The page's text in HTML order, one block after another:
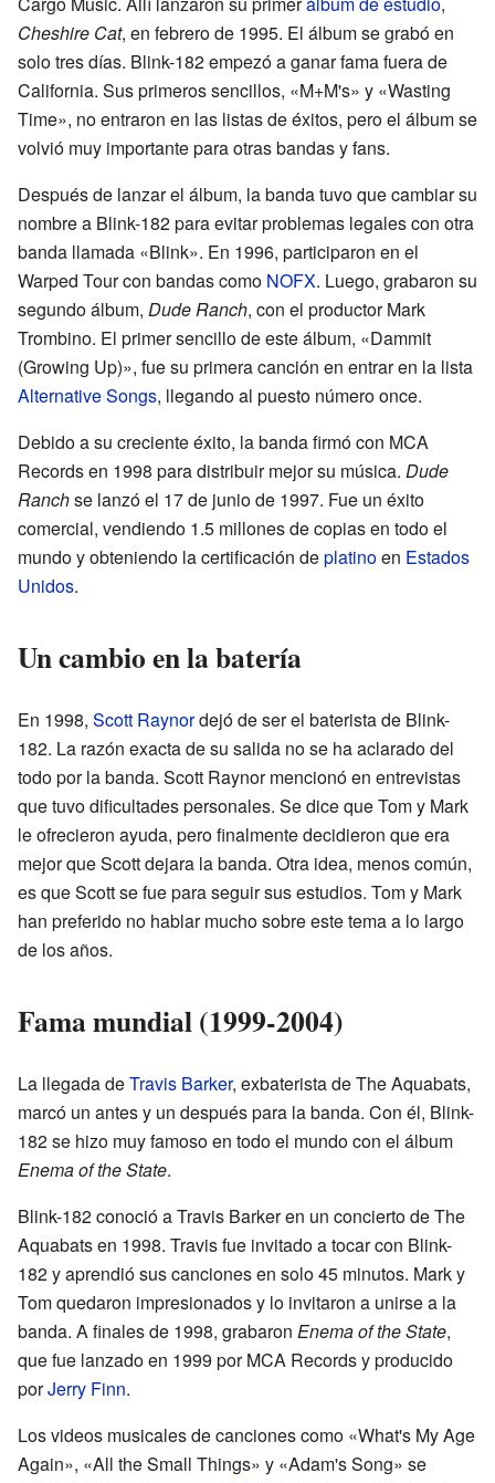
Cheshire Cat, en febrero de 1995. El álbum se grabó en
solo tres días. Blink-182 empezó a ganar fama fuera de
California. Sus primeros sencillos, «M+M's» y «Wasting
Time», no entraron en las listas de éxitos, pero el álbum se
volvió muy importante para otras bandas y fans.
Después de lanzar el álbum, la banda tuvo que cambiar su
nombre a Blink-182 para evitar problemas legales con otra
banda llamada «Blink». En 1996, participaron en el
Warped Tour con bandas como NOFX. Luego, grabaron su
segundo álbum, Dude Ranch, con el productor Mark
Trombino. El primer sencillo de este álbum, «Dammit
(Growing Up)», fue su primera canción en entrar en la lista
Alternative Songs, llegando al puesto número once.
Debido a su creciente éxito, la banda firmó con MCA
Records en 1998 para distribuir mejor su música. Dude
Ranchse lanzó el 17 de junio de 1997. Fue un éxito
comercial, vendiendo 1.5 millones de copias en todo el
mundo y obteniendo la certificación deplatinoen Estados
Unidos.
Un cambio en la batería
En 1998, Scott Raynordejó de ser el baterista de Blink-
182. La razón exacta de su salida no se ha aclarado del
todo por la banda. Scott Raynor mencionó en entrevistas
que tuvo dificultades personales. Se dice que Tom y Mark
le ofrecieron ayuda, pero finalmente decidieron que era
mejor que Scott dejara la banda. Otra idea, menos común,
es que Scott se fue para seguir sus estudios. Tom y Mark
han preferido no hablar mucho sobre este tema a lo largo
de los años.
Fama mundial (1999-2004)
La llegada deTravis Barker, exbaterista de The Aquabats,
marcó un antes y un después para la banda. Con él, Blink-
182 se hizo muy famoso en todo el mundo con el álbum
Enema of the State.
Blink-182 conoció a Travis Barker en un concierto de The
Aquabats en 1998. Travis fue invitado a tocar con Blink-
182 y aprendió sus canciones en solo 45 minutos. Mark y
Tom quedaron impresionados y lo invitaron a unirse a la
banda. A finales de 1998, grabaron Enema of the State,
que fue lanzado en 1999 por MCA Records y producido
porJerry Finn.
Los videos musicales de canciones como «What's My Age
Again», «All the Small Things» y «Adam's Song» se